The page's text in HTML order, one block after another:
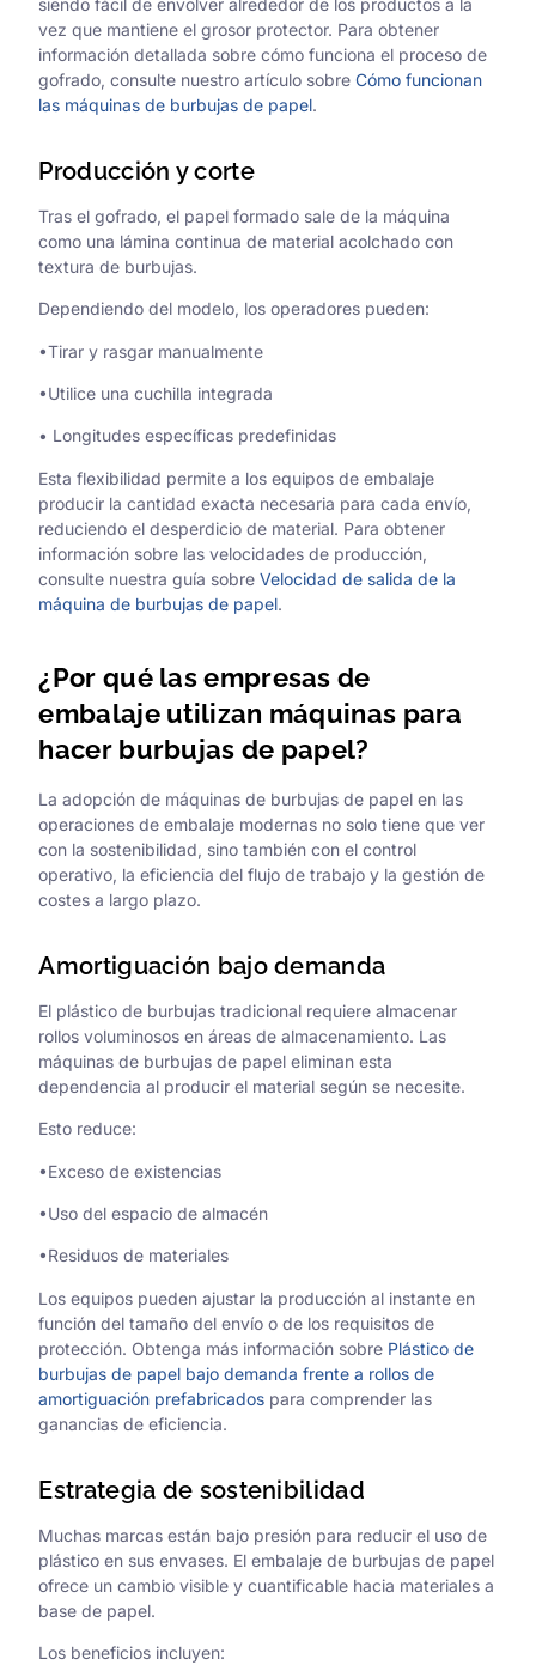
siendo fácil de envolver alrededor de los productos a la
vez que mantiene el grosor protector. Para obtener
información detallada sobre cómo funciona el proceso de
gofrado, consulte nuestro artículo sobreCómo funcionan
las máquinas de burbujas de papel.
Producción y corte
Tras el gofrado, el papel formado sale de la máquina
como una lámina continua de material acolchado con
textura de burbujas.
Dependiendo del modelo, los operadores pueden:
•Tirar y rasgar manualmente
•Utilice una cuchilla integrada
• Longitudes específicas predefinidas
Esta flexibilidad permite a los equipos de embalaje
producir la cantidad exacta necesaria para cada envío,
reduciendo el desperdicio de material. Para obtener
información sobre las velocidades de producción,
consulte nuestra guía sobreVelocidad de salida de la
máquina de burbujas de papel.
¿Por qué las empresas de
embalaje utilizan máquinas para
hacer burbujas de papel?
La adopción de máquinas de burbujas de papel en las
operaciones de embalaje modernas no solo tiene que ver
con la sostenibilidad, sino también con el control
operativo, la eficiencia del flujo de trabajo y la gestión de
costes a largo plazo.
Amortiguación bajo demanda
El plástico de burbujas tradicional requiere almacenar
rollos voluminosos en áreas de almacenamiento. Las
máquinas de burbujas de papel eliminan esta
dependencia al producir el material según se necesite.
Esto reduce:
•Exceso de existencias
•Uso del espacio de almacén
•Residuos de materiales
Los equipos pueden ajustar la producción al instante en
función del tamaño del envío o de los requisitos de
protección. Obtenga más información sobre Plástico de
burbujas de papel bajo demanda frente a rollos de
amortiguación prefabricados para comprender las
ganancias de eficiencia.
Estrategia de sostenibilidad
Muchas marcas están bajo presión para reducir el uso de
plástico en sus envases. El embalaje de burbujas de papel
ofrece un cambio visible y cuantificable hacia materiales a
base de papel.
Los beneficios incluyen: